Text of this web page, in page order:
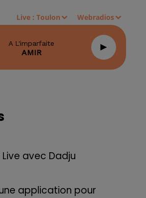
Live :Toulon Webradios
A L'imparfaite
AMIR
avec Dadju
application pour